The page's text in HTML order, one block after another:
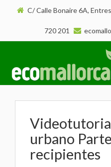
C/ Calle Bonaire 6A,
720 201
urbano
recipientes